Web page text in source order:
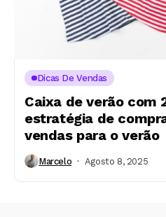
Dicas De Vendas
Caixa de verão com
estratégia de
vendas para o verão
Marcelo Agosto 8, 2025